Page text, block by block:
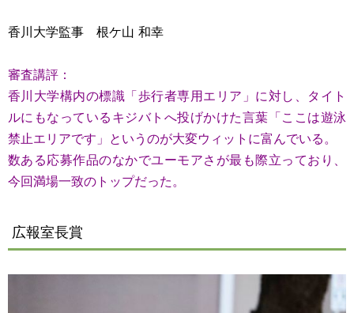
香川大学監事 根ケ山 和幸
審査講評：
香川大学構内の標識「歩行者専用エリア」に対し、タイト
ルにもなっているキジバトへ投げかけた言葉「ここは遊泳
禁止エリアです」というのが大変ウィットに富んでいる。
数ある応募作品のなかでユーモアさが最も際立っており、
今回満場一致のトップだった。
広報室長賞